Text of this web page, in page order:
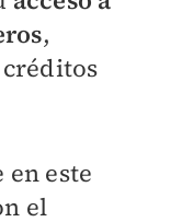
,
este
el